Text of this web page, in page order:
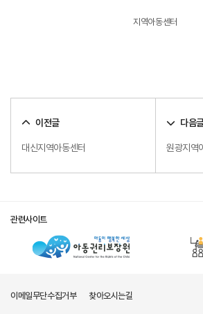
지역아동센터
이전글
대신지역아동센터
다음
원광지역
관련사이트
이메일무단수집거부 찾아오시는길